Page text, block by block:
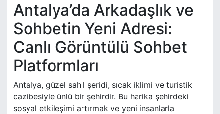
Antalya’da Arkadaşlık ve
Sohbetin Yeni Adresi:
Canlı Görüntülü Sohbet
Platformları
Antalya, güzel sahil şeridi, sıcak iklimi ve turistik
cazibesiyle ünlü bir şehirdir. Bu harika şehirdeki
sosyal etkileşimi artırmak ve yeni insanlarla